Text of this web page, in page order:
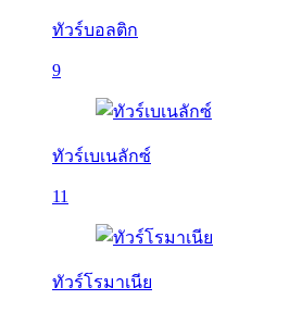
ทัวร์บอลติก
9
ทัวร์เบเนลักซ์
11
ทัวร์โรมาเนีย